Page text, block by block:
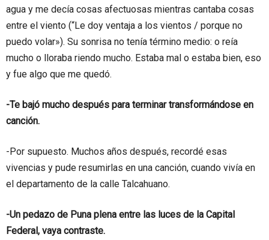
agua y me decía cosas afectuosas mientras cantaba cosas
entre el viento (“Le doy ventaja a los vientos / porque no
puedo volar»). Su sonrisa no tenía término medio: o reía
mucho o lloraba riendo mucho. Estaba mal o estaba bien, eso
y fue algo que me quedó.
-Te bajó mucho después para terminar transformándose en
canción.
-Por supuesto. Muchos años después, recordé esas
vivencias y pude resumirlas en una canción, cuando vivía en
el departamento de la calle Talcahuano.
-Un pedazo de Puna plena entre las luces de la Capital
Federal, vaya contraste.